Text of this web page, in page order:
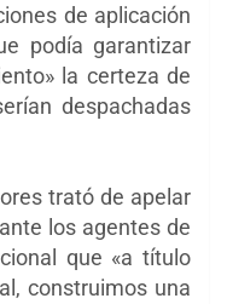
de aplicación
podía garantizar
la certeza de
despachadas
trató de apelar
los agentes de
que «a título
construimos una